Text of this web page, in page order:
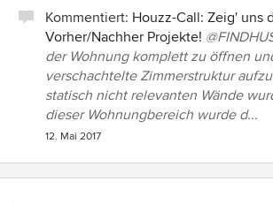
Kommentiert: Houzz-Call: Zeig' uns
Vorher/Nachher Projekte!
der Wohnung komplett zu öffnen
verschachtelte Zimmerstruktur
statisch nicht relevanten Wände
dieser Wohnungbereich wurde d...
12. Mai 2017